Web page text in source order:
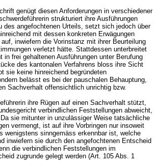
genügt diesen Anforderungen in verschiedener
strukturiert ihre Ausführungen
des angefochtenen Urteils, setzt sich jedoch über
mit dessen konkreten Erwägungen
inwiefern die Vorinstanz mit ihrer Beurteilung
verletzt hätte. Stattdessen unterbreitet
in frei gehaltenen Ausführungen unter Berufung
des kantonalen Verfahrens bloss ihre Sicht
sie keine hinreichend begründeten
belässt es bei der pauschalen Behauptung,
Sachverhalt offensichtlich unrichtig bzw.
ihre Rügen auf einen Sachverhalt stützt,
verbindlichen Feststellungen abweicht,
sie mitunter in unzulässiger Weise tatsächliche
vermengt, ist auf ihre Vorbringen nur insoweit
wenigstens sinngemäss erkennbar ist, welche
inwiefern sie durch den angefochtenen Entscheid
die verbindlichen Feststellungen im
zugrunde gelegt werden (Art. 105 Abs. 1